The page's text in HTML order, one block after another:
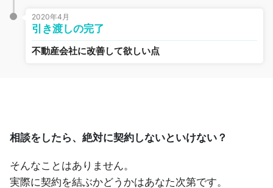
2020年4月
引き渡しの完了
不動産会社に改善して欲しい点
相談をしたら、絶対に契約しないといけない？
そんなことはありません。
実際に契約を結ぶかどうかはあなた次第です。